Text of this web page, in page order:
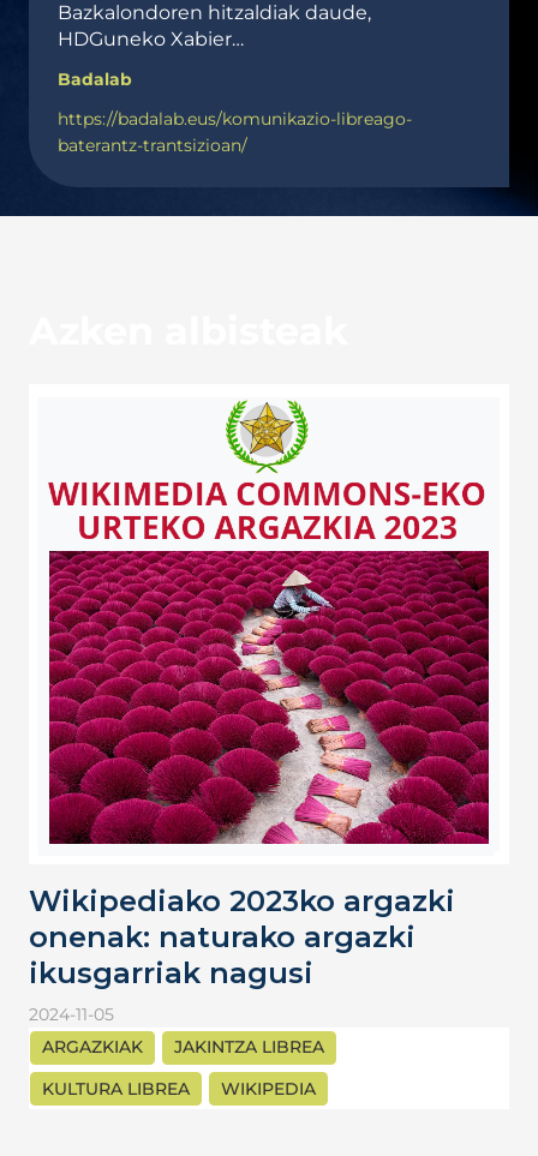
Bazkalondoren hitzaldiak daude,
HDGuneko Xabier…
Badalab
https://badalab.eus/komunikazio-libreago-
baterantz-trantsizioan/
Wikipediako 2023ko argazki
onenak: naturako argazki
ikusgarriak nagusi
2024-11-05
ARGAZKIAK
JAKINTZA LIBREA
KULTURA LIBREA
WIKIPEDIA